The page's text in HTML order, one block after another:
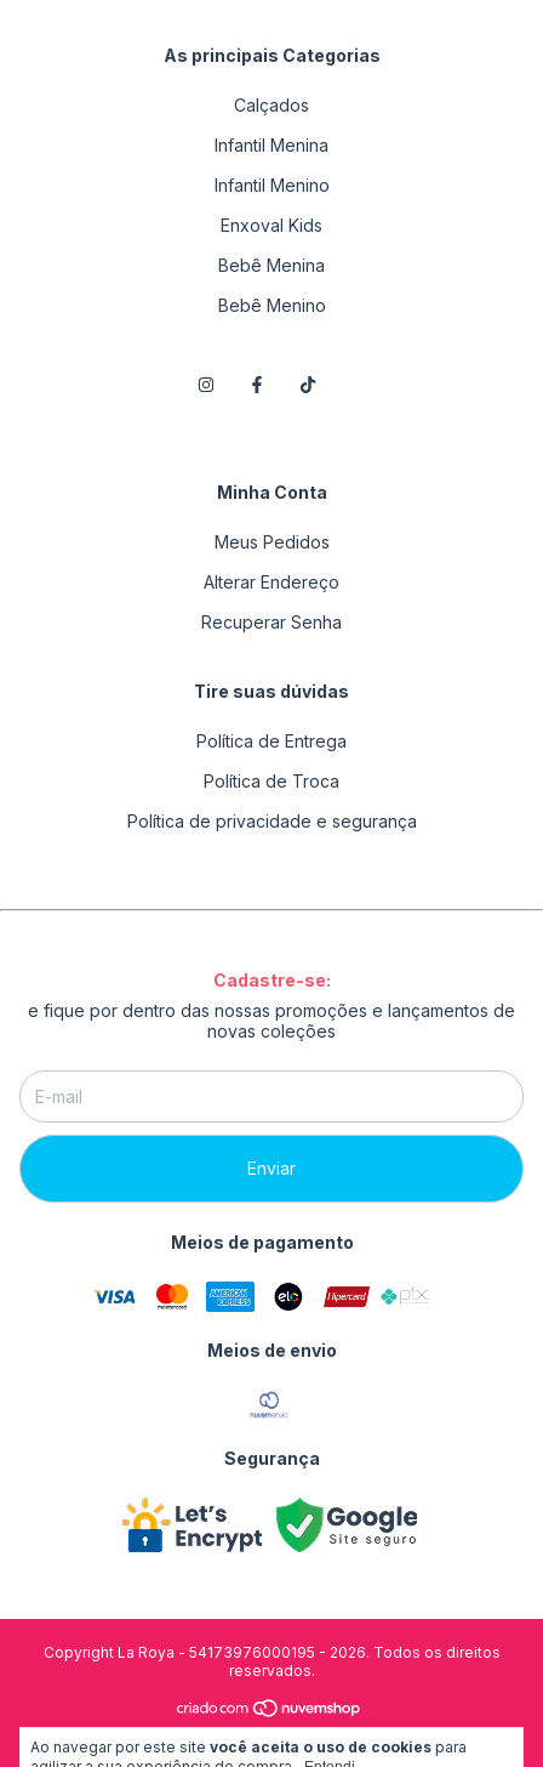
Ao navegar por este site você aceita o uso de cookies para
As principais Categorias
Calçados
Infantil Menina
Infantil Menino
Enxoval Kids
Bebê Menina
Bebê Menino
Minha Conta
Meus Pedidos
Alterar Endereço
Recuperar Senha
Tire suas dúvidas
Política de Entrega
Política de Troca
Política de privacidade e segurança
Cadastre-se:
e fique por dentro das nossas promoções e lançamentos de
novas coleções
Meios de pagamento
Meios de envio
Segurança
Copyright La Roya - 54173976000195 - 2026. Todos os direitos
reservados.
desenvolvido por: